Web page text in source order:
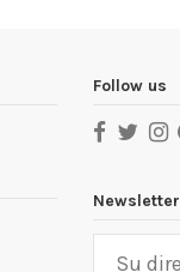
Follow us
Newsletter